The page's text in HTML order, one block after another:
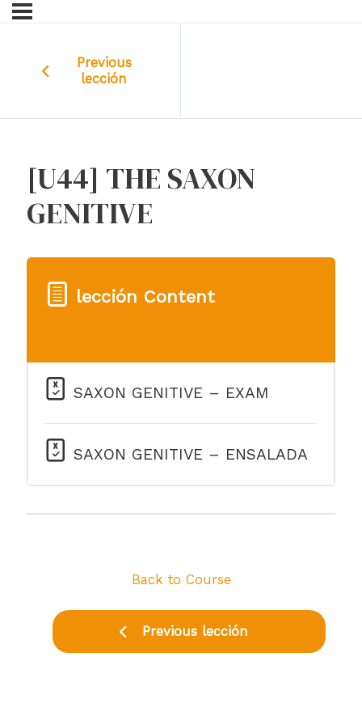
Previous
lección
[U44] THE SAXON
GENITIVE
lección Content
SAXON GENITIVE – EXAM
SAXON GENITIVE – ENSALADA
Previous lección
Back to Course